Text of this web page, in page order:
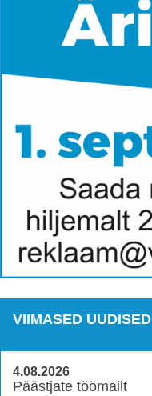
VIIMASED UUDISED
4.08.2026
Päästjate töömailt